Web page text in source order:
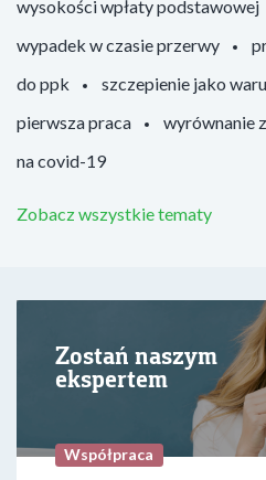
wysokości wpłaty podstawowej
wypadek w czasie przerwy
do ppk
szczepienie jako
pierwsza praca
wyrównanie
na covid-19
Zobacz wszystkie tematy
Zostań naszym
ekspertem
Współpraca